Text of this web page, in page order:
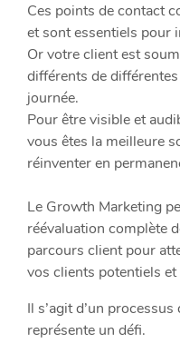
Ces points de contact
et sont essentiels pour
Or votre client est
différents de
journée.
Pour être visible et
vous êtes la meilleure
réinventer en
Le Growth Marketing
réévaluation complète
parcours client pour
vos clients potentiels et
Il s’agit d’un
représente un défi.